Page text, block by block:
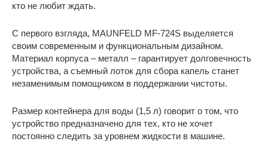
кто не любит ждать.
С первого взгляда, MAUNFELD MF-724S выделяется
своим современным и функциональным дизайном.
Материал корпуса – металл – гарантирует долговечность
устройства, а съемный лоток для сбора капель станет
незаменимым помощником в поддержании чистоты.
Размер контейнера для воды (1,5 л) говорит о том, что
устройство предназначено для тех, кто не хочет
постоянно следить за уровнем жидкости в машине.